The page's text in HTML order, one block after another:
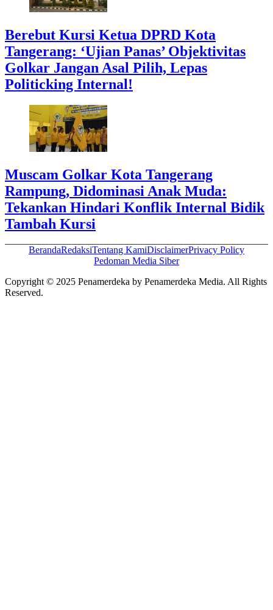
Berebut Kursi Ketua DPRD Kota
Tangerang: ‘Ujian Panas’ Objektivitas
Golkar Jangan Asal Pilih, Lepas
Politicking Internal!
Muscam Golkar Kota Tangerang
Rampung, Didominasi Anak Muda:
Tekankan Hindari Konflik Internal Bidik
Tambah Kursi
BerandaRedaksiTentang KamiDisclaimerPrivacy Policy
Pedoman Media Siber
Copyright © 2025 Penamerdeka by Penamerdeka Media. All Rights
Reserved.